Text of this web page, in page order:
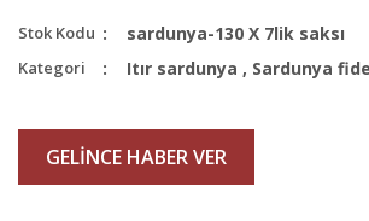
Stok Kodu sardunya-130 X 7lik saksı
Kategori Itır sardunya , Sardunya
GELİNCE HABER VER